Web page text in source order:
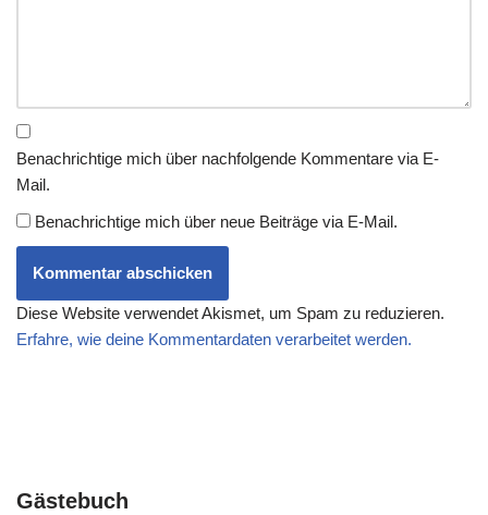
Benachrichtige mich über nachfolgende Kommentare via E-
Mail.
Benachrichtige mich über neue Beiträge via E-Mail.
Diese Website verwendet Akismet, um Spam zu reduzieren.
Erfahre, wie deine Kommentardaten verarbeitet werden.
Gästebuch